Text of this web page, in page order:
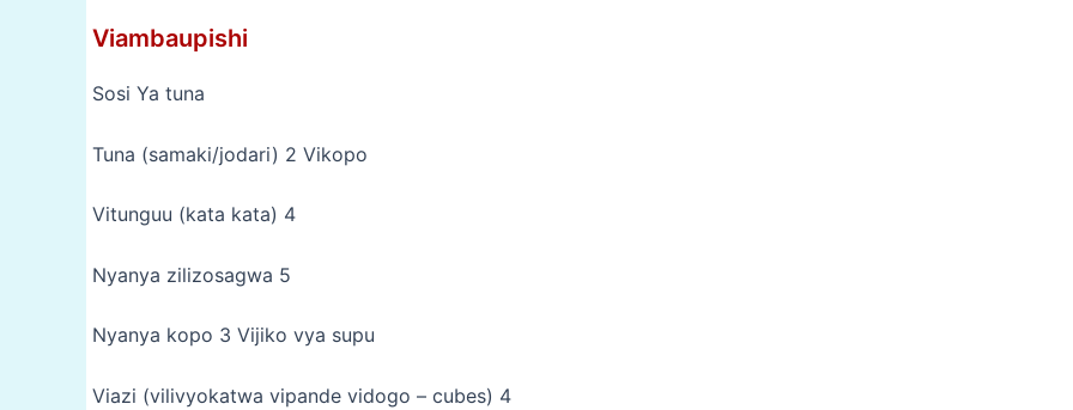
Viambaupishi
Sosi Ya tuna
Tuna (samaki/jodari) 2 Vikopo
Vitunguu (kata kata) 4
Nyanya zilizosagwa 5
Nyanya kopo 3 Vijiko vya supu
Viazi (vilivyokatwa vipande vidogo – cubes) 4